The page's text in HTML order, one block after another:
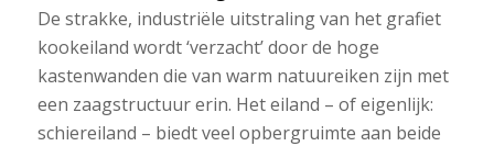
De strakke, industriële uitstraling van het grafiet
kookeiland wordt ‘verzacht’ door de hoge
kastenwanden die van warm natuureiken zijn met
een zaagstructuur erin. Het eiland – of eigenlijk:
schiereiland – biedt veel opbergruimte aan beide